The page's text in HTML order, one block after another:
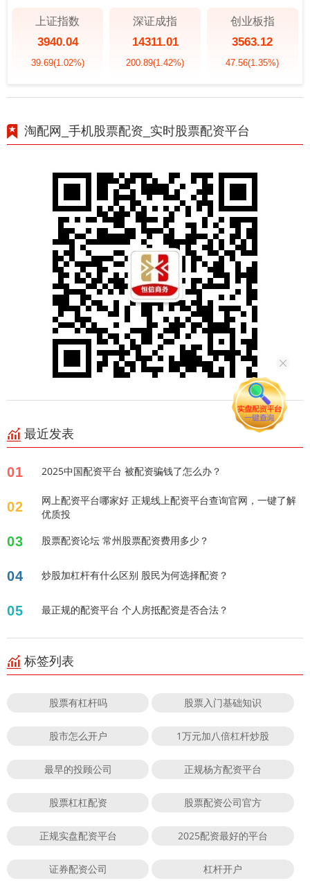
上证指数
3940.04
39.69(1.02%)
深证成指
14311.01
200.89(1.42%)
创业板指
3563.12
47.56(1.35%)
淘配网_手机股票配资_实时股票配资平台
最近发表
01 2025中国配资平台 被配资骗钱了怎么办？
02
网上配资平台哪家好 正规线上配资平台查询官网，一键了解
优质投
03 股票配资论坛 常州股票配资费用多少？
04 炒股加杠杆有什么区别 股民为何选择配资？
05 最正规的配资平台 个人房抵配资是否合法？
标签列表
股票有杠杆吗 股票入门基础知识
股市怎么开户 1万元加八倍杠杆炒股
最早的投顾公司 正规杨方配资平台
股票杠杠配资 股票配资公司官方
正规实盘配资平台 2025配资最好的平台
证券配资公司 杠杆开户